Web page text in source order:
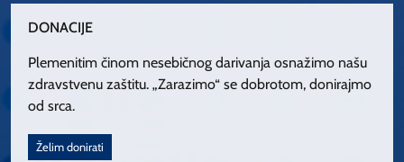
DONACIJE
Plemenitim činom nesebičnog darivanja osnažimo našu
zdravstvenu zaštitu. „Zarazimo“ se dobrotom, donirajmo
od srca.
Želim donirati